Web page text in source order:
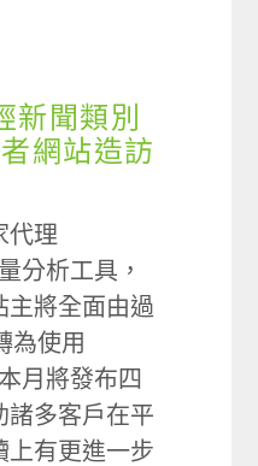
新聞類別
網站造訪
代理
分析工具，
主將全面由過
為使用
月將發布四
諸多客戶在平
上有更進一步